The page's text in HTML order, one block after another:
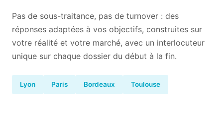
Pas de sous-traitance, pas de turnover : des
réponses adaptées à vos objectifs, construites sur
votre réalité et votre marché, avec un interlocuteur
unique sur chaque dossier du début à la fin.
Lyon Paris Bordeaux Toulouse